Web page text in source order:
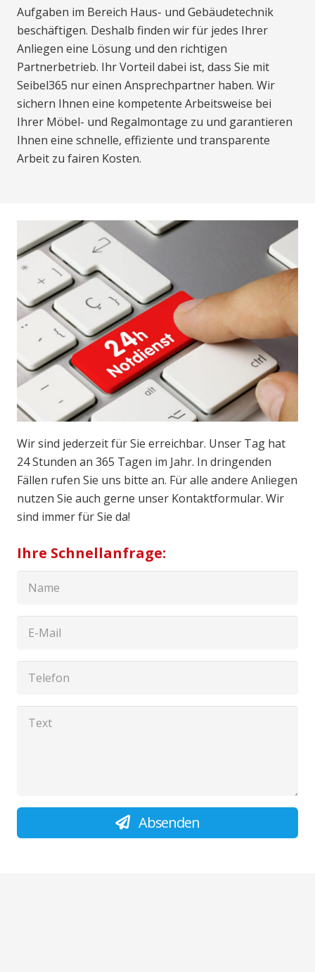
Aufgaben im Bereich Haus- und Gebäudetechnik
beschäftigen. Deshalb finden wir für jedes Ihrer
Anliegen eine Lösung und den richtigen
Partnerbetrieb. Ihr Vorteil dabei ist, dass Sie mit
Seibel365 nur einen Ansprechpartner haben. Wir
sichern Ihnen eine kompetente Arbeitsweise bei
Ihrer Möbel- und Regalmontage zu und garantieren
Ihnen eine schnelle, effiziente und transparente
Arbeit zu fairen Kosten.
Wir sind jederzeit für Sie erreichbar. Unser Tag hat
24 Stunden an 365 Tagen im Jahr. In dringenden
Fällen rufen Sie uns bitte an. Für alle andere Anliegen
nutzen Sie auch gerne unser Kontaktformular. Wir
sind immer für Sie da!
Ihre Schnellanfrage:
Absenden